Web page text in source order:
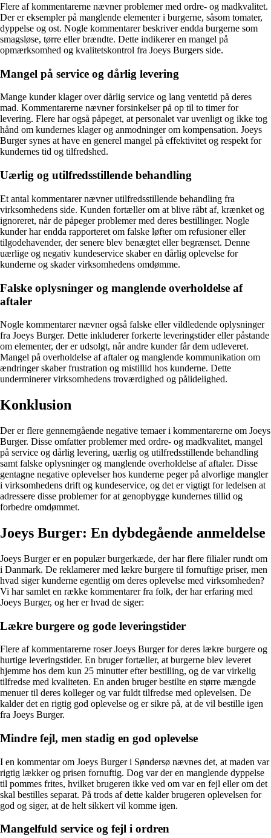
Flere af kommentarerne nævner problemer med ordre- og madkvalitet.
Der er eksempler på manglende elementer i burgerne, såsom tomater,
dyppelse og ost. Nogle kommentarer beskriver endda burgerne som
smagsløse, tørre eller brændte. Dette indikerer en mangel på
opmærksomhed og kvalitetskontrol fra Joeys Burgers side.
Mangel på service og dårlig levering
Mange kunder klager over dårlig service og lang ventetid på deres
mad. Kommentarerne nævner forsinkelser på op til to timer for
levering. Flere har også påpeget, at personalet var uvenligt og ikke tog
hånd om kundernes klager og anmodninger om kompensation. Joeys
Burger synes at have en generel mangel på effektivitet og respekt for
kundernes tid og tilfredshed.
Uærlig og utilfredsstillende behandling
Et antal kommentarer nævner utilfredsstillende behandling fra
virksomhedens side. Kunden fortæller om at blive råbt af, krænket og
ignoreret, når de påpeger problemer med deres bestillinger. Nogle
kunder har endda rapporteret om falske løfter om refusioner eller
tilgodehavender, der senere blev benægtet eller begrænset. Denne
uærlige og negativ kundeservice skaber en dårlig oplevelse for
kunderne og skader virksomhedens omdømme.
Falske oplysninger og manglende overholdelse af
aftaler
Nogle kommentarer nævner også falske eller vildledende oplysninger
fra Joeys Burger. Dette inkluderer forkerte leveringstider eller påstande
om elementer, der er udsolgt, når andre kunder får dem udleveret.
Mangel på overholdelse af aftaler og manglende kommunikation om
ændringer skaber frustration og mistillid hos kunderne. Dette
underminerer virksomhedens troværdighed og pålidelighed.
Konklusion
Der er flere gennemgående negative temaer i kommentarerne om Joeys
Burger. Disse omfatter problemer med ordre- og madkvalitet, mangel
på service og dårlig levering, uærlig og utilfredsstillende behandling
samt falske oplysninger og manglende overholdelse af aftaler. Disse
gentagne negative oplevelser hos kunderne peger på alvorlige mangler
i virksomhedens drift og kundeservice, og det er vigtigt for ledelsen at
adressere disse problemer for at genopbygge kundernes tillid og
forbedre omdømmet.
Joeys Burger: En dybdegående anmeldelse
Joeys Burger er en populær burgerkæde, der har flere filialer rundt om
i Danmark. De reklamerer med lækre burgere til fornuftige priser, men
hvad siger kunderne egentlig om deres oplevelse med virksomheden?
Vi har samlet en række kommentarer fra folk, der har erfaring med
Joeys Burger, og her er hvad de siger:
Lækre burgere og gode leveringstider
Flere af kommentarerne roser Joeys Burger for deres lækre burgere og
hurtige leveringstider. En bruger fortæller, at burgerne blev leveret
hjemme hos dem kun 25 minutter efter bestilling, og de var virkelig
tilfredse med kvaliteten. En anden bruger bestilte en større mængde
menuer til deres kolleger og var fuldt tilfredse med oplevelsen. De
kalder det en rigtig god oplevelse og er sikre på, at de vil bestille igen
fra Joeys Burger.
Mindre fejl, men stadig en god oplevelse
I en kommentar om Joeys Burger i Søndersø nævnes det, at maden var
rigtig lækker og prisen fornuftig. Dog var der en manglende dyppelse
til pommes frites, hvilket brugeren ikke ved om var en fejl eller om det
skal bestilles separat. På trods af dette kalder brugeren oplevelsen for
god og siger, at de helt sikkert vil komme igen.
Mangelfuld service og fejl i ordren